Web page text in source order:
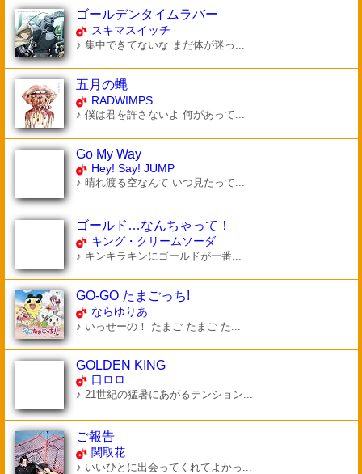
ゴールデンタイムラバー
スキマスイッチ
♪ 集中できてないな まだ体が迷っ...
五月の蝿
RADWIMPS
♪ 僕は君を許さないよ 何があって...
Go My Way
Hey! Say! JUMP
♪ 晴れ渡る空なんて いつ見たって...
ゴールド…なんちゃって！
キング・クリームソーダ
♪ キンキラキンにゴールドが一番...
GO-GO たまごっち!
ならゆりあ
♪ いっせーの！ たまご たまご た...
GOLDEN KING
口ロロ
♪ 21世紀の猛暑にあがるテンション...
ご報告
関取花
♪ いいひとに出会ってくれてよかっ...